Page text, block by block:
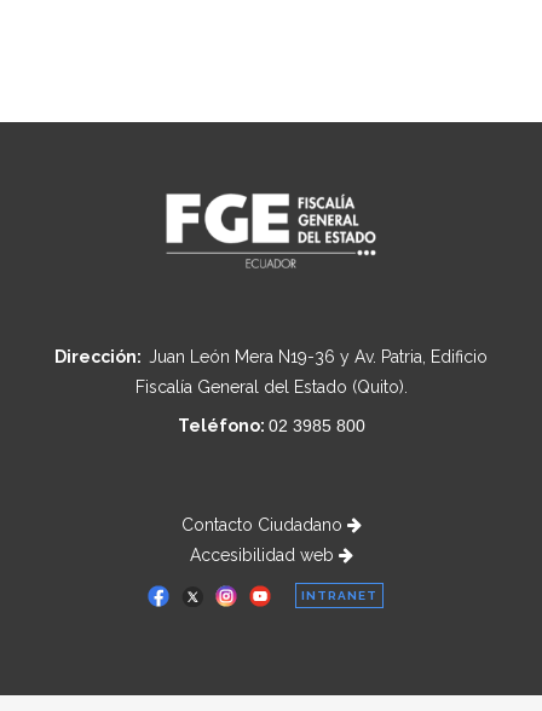
Dirección: Juan León Mera N19-36 y Av. Patria, Edificio
Fiscalía General del Estado (Quito).
Teléfono: 02 3985 800
Contacto Ciudadano
Accesibilidad web
INTRANET